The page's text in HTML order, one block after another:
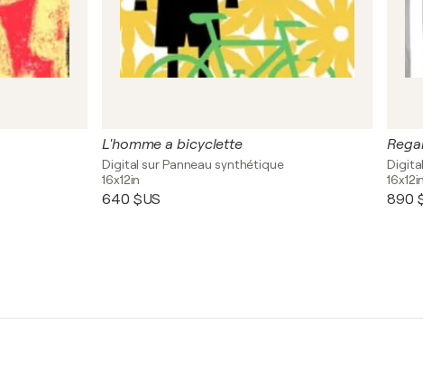
L'homme a bicyclette
Digital sur Panneau synthétique
16x12in
640 $US
Regard
Digital
16x12in
890